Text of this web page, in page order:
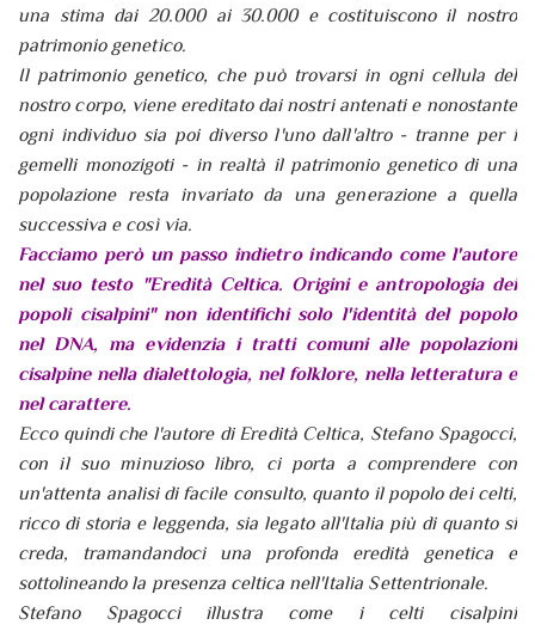
una stima dai 20.000 ai 30.000 e costituiscono il nostro
patrimonio genetico.
Il patrimonio genetico, che può trovarsi in ogni cellula del
nostro corpo, viene ereditato dai nostri antenati e nonostante
ogni individuo sia poi diverso l'uno dall'altro - tranne per i
gemelli monozigoti - in realtà il patrimonio genetico di una
popolazione resta invariato da una generazione a quella
successiva e così via.
Facciamo però un passo indietro indicando come l'autore
nel suo testo "Eredità Celtica. Origini e antropologia dei
popoli cisalpini" non identifichi solo l'identità del popolo
nel DNA, ma evidenzia i tratti comuni alle popolazioni
cisalpine nella dialettologia, nel folklore, nella letteratura e
nel carattere.
Ecco quindi che l'autore di Eredità Celtica, Stefano Spagocci,
con il suo minuzioso libro, ci porta a comprendere con
un'attenta analisi di facile consulto, quanto il popolo dei celti,
ricco di storia e leggenda, sia legato all'Italia più di quanto si
creda, tramandandoci una profonda eredità genetica e
sottolineando la presenza celtica nell'Italia Settentrionale.
Stefano Spagocci illustra come i celti cisalpini